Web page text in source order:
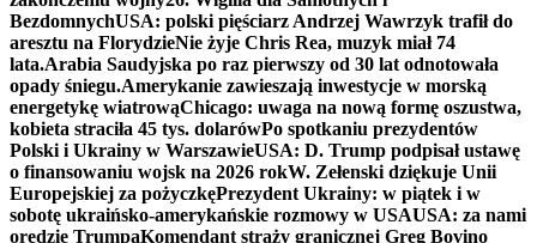
BezdomnychUSA: polski pięściarz Andrzej Wawrzyk trafił do
aresztu na FlorydzieNie żyje Chris Rea, muzyk miał 74
lata.Arabia Saudyjska po raz pierwszy od 30 lat odnotowała
opady śniegu.Amerykanie zawieszają inwestycje w morską
energetykę wiatrowąChicago: uwaga na nową formę oszustwa,
kobieta straciła 45 tys. dolarówPo spotkaniu prezydentów
Polski i Ukrainy w WarszawieUSA: D. Trump podpisał ustawę
o finansowaniu wojsk na 2026 rokW. Zełenski dziękuje Unii
Europejskiej za pożyczkęPrezydent Ukrainy: w piątek i w
sobotę ukraińsko-amerykańskie rozmowy w USAUSA: za nami
orędzie TrumpaKomendant straży granicznej Greg Bovino